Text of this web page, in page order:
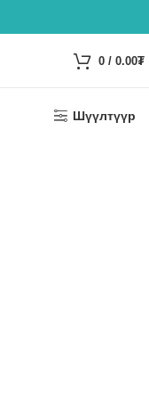
0 / 0.00₮
Шүүлтүүр